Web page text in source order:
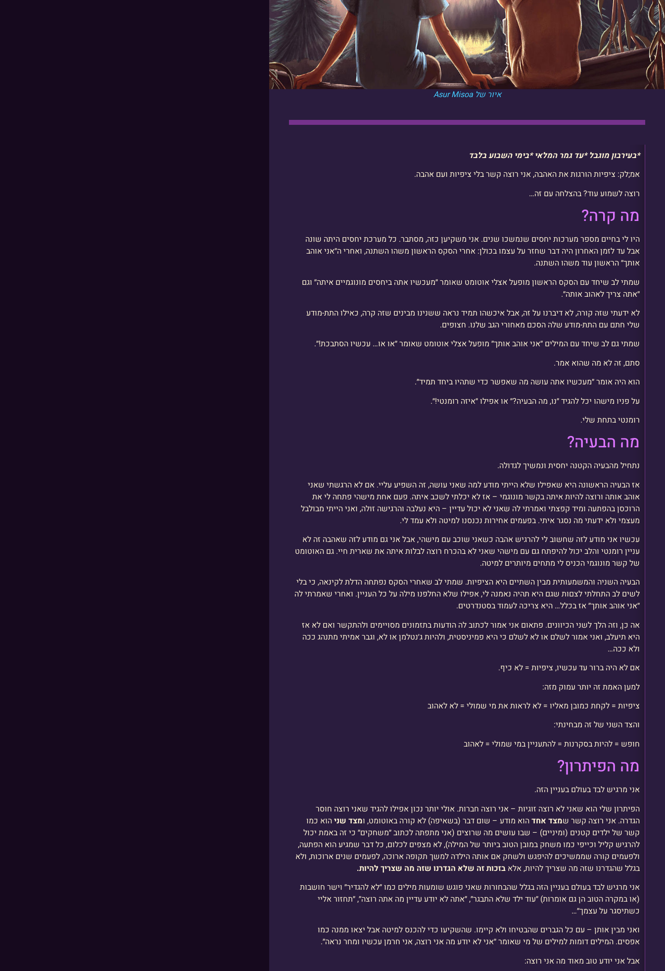
איור של Asur Misoa
*בעירבון מוגבל *עד גמר המלאי *בימי השבוע בלבד
אמ;לק: ציפיות הורגות את האהבה, אני רוצה קשר בלי ציפיות ועם אהבה.
רוצה לשמוע עוד? בהצלחה עם זה…
מה קרה?
היו לי בחיים מספר מערכות יחסים שנמשכו שנים. אני משקיען כזה, מסתבר. כל מערכת יחסים היתה שונה
אבל עד לזמן האחרון היה דבר שחזר על עצמו בכולן: אחרי הסקס הראשון משהו השתנה, ואחרי ה״אני אוהב
אותך״ הראשון עוד משהו השתנה.
שמתי לב שיחד עם הסקס הראשון מופעל אצלי אוטומט שאומר ״מעכשיו אתה ביחסים מונוגמיים איתה״ וגם
״אתה צריך לאהוב אותה״.
לא ידעתי שזה קורה, לא דיברנו על זה, אבל איכשהו תמיד נראה ששנינו מבינים שזה קרה, כאילו התת-מודע
שלי חתם עם התת-מודע שלה הסכם מאחורי הגב שלנו. חצופים.
שמתי גם לב שיחד עם המילים ״אני אוהב אותך״ מופעל אצלי אוטומט שאומר ״או או… עכשיו הסתבכת!״.
סתם, זה לא מה שהוא אמר.
הוא היה אומר ״מעכשיו אתה עושה מה שאפשר כדי שתהיו ביחד תמיד״.
על פניו מישהו יכל להגיד ״נו, מה הבעיה?״ או אפילו ״איזה רומנטי!״.
רומנטי בתחת שלי.
מה הבעיה?
נתחיל מהבעיה הקטנה יחסית ונמשיך לגדולה.
אז הבעיה הראשונה היא שאפילו שלא הייתי מודע למה שאני עושה, זה השפיע עליי. אם לא הרגשתי שאני
אוהב אותה ורוצה להיות איתה בקשר מונוגמי – אז לא יכלתי לשכב איתה. פעם אחת מישהי פתחה לי את
הרוכסן בהפתעה ומיד קפצתי ואמרתי לה שאני לא יכול עדיין – היא נעלבה והרגישה זולה, ואני הייתי מבולבל
מעצמי ולא ידעתי מה נסגר איתי. בפעמים אחירות נכנסנו למיטה ולא עמד לי.
עכשיו אני מודע לזה שחשוב לי להרגיש אהבה כשאני שוכב עם מישהי, אבל אני גם מודע לזה שאהבה זה לא
עניין רומנטי והלב יכול להיפתח גם עם מישהי שאני לא בהכרח רוצה לבלות איתה את שארית חיי. גם האוטומט
של קשר מונוגמי הכניס לי מתחים מיותרים למיטה.
הבעיה השניה והמשמעותית מבין השתיים היא הציפיות. שמתי לב שאחרי הסקס נפתחה הדלת לקינאה, כי בלי
לשים לב התחלתי לצםות שגם היא תהיה נאמנה לי, אפילו שלא החלפנו מילה על כל העניין. ואחרי שאמרתי לה
״אני אוהב אותך״ אז בכלל… היא צריכה לעמוד בסטנדרטים.
אה כן, וזה הלך לשני הכיוונים. פתאום אני אמור לכתוב לה הודעות בתזמונים מסויימים ולהתקשר ואם לא אז
היא תיעלב, ואני אמור לשלם או לא לשלם כי היא פמיניסטית, ולהיות ג׳נטלמן או לא, וגבר אמיתי מתנהג ככה
ולא ככה…
אם לא היה ברור עד עכשיו, ציפיות = לא כיף.
למען האמת זה יותר עמוק מזה:
ציפיות = לקחת כמובן מאליו = לא לראות את מי שמולי = לא לאהוב
והצד השני של זה מבחינתי:
חופש = להיות בסקרנות = להתעניין במי שמולי = לאהוב
מה הפיתרון?
אני מרגיש לבד בעולם בעניין הזה.
הפיתרון שלי הוא שאני לא רוצה זוגיות – אני רוצה חברות. אולי יותר נכון אפילו להגיד שאני רוצה חוסר
הגדרה. אני רוצה קשר שמצד אחדהוא מודע – שום דבר (בשאיפה) לא קורה באוטומט, ומצד שניהוא כמו
קשר של ילדים קטנים (ומיניים) – שבו עושים מה שרוצים (אני מתפתה לכתוב ״משחקים״ כי זה באמת יכול
להרגיש קליל וכייפי כמו משחק במובן הטוב ביותר של המילה), לא מצפים לכלום, כל דבר שמגיע הוא הפתעה,
ולפעמים קורה שממשיכים להיפגש ולשחק אם אותה הילדה למשך תקופה ארוכה, לפעמים שנים ארוכות, ולא
בגלל שהגדרנו שזה מה שצריך להיות, אלא בזכות זה שלא הגדרנו שזה מה שצריך להיות.
אני מרגיש לבד בעולם בעניין הזה בגלל שהבחורות שאני פוגש שומעות מילים כמו ״לא להגדיר״ וישר חושבות
(או במקרה הטוב הן גם אומרות) ״עוד ילד שלא התבגר״, ״אתה לא יודע עדיין מה אתה רוצה״, ״תחזור אליי
כשתיסגר על עצמך״…
ואני מבין אותן – עם כל הגברים שהבטיחו ולא קיימו. שהשקיעו כדי להכנס למיטה אבל יצאו ממנה כמו
אפסים. המילים דומות למילים של מי שאומר ״אני לא יודע מה אני רוצה, אני חרמן עכשיו ומחר נראה״.
אבל אני יודע טוב מאוד מה אני רוצה: